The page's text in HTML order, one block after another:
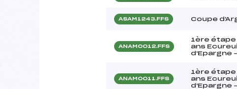
ASAM1243.FFS Coupe
ANAM0012.FFS
1ère étape
ans
d'Epargne
ANAM0011.FFS
1ère étape
ans
d'Epargne